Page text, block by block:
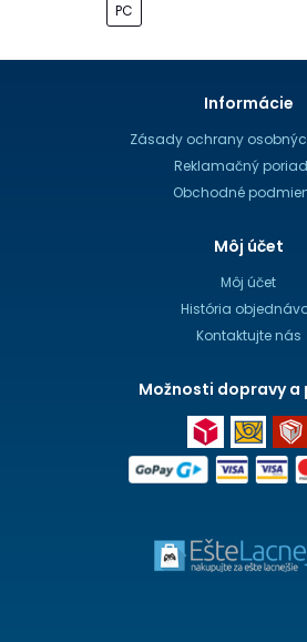
PC
Informácie
Zásady ochrany
Reklamačný
Obchodné
Môj účet
Môj účet
História
Kontaktujte nás
Možnosti dopravy